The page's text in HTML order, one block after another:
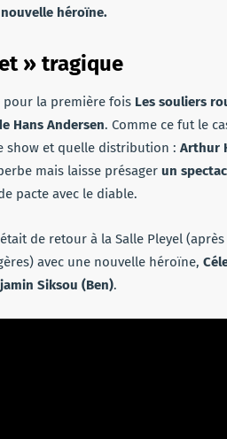
héroïne.
» tragique
pour la première fois Les souliers
Hans Andersen. Comme ce fut le
show et quelle distribution : Arthur
mais laisse présager un
pacte avec le diable.
de retour à la Salle Pleyel
avec une nouvelle héroïne,
Siksou (Ben).